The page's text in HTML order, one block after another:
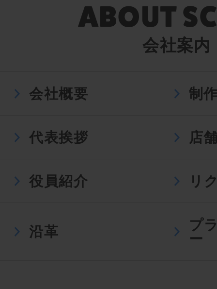
会社案内
会社概要 制
代表挨拶 店
役員紹介 リ
沿革
プ
ー